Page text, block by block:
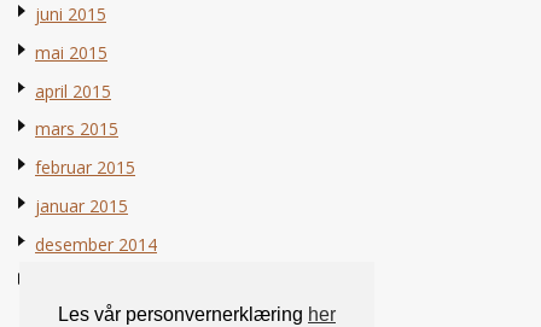
Les vår personvernerklæring her
juni 2015
mai 2015
april 2015
mars 2015
februar 2015
januar 2015
desember 2014